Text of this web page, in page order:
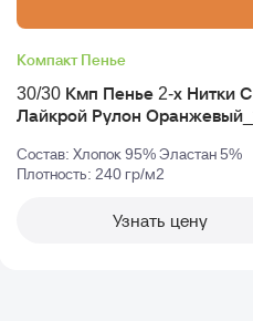
Компакт Пенье
30/30 Кмп Пенье 2-х Нитки С
Лайкрой Рулон Оранжевый_tpg-
Состав: Хлопок 95% Эластан 5%
Плотность: 240 гр/м2
Узнать цену